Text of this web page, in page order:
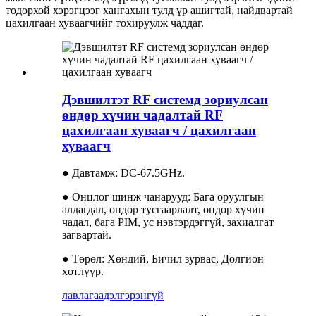
тодорхой хэрэгцээг хангахын тулд үр ашигтай, найдвартай
цахилгаан хуваагчийг тохируулж чаддаг.
Дэвшилтэт RF системд зориулсан
өндөр хүчин чадалтай RF
цахилгаан хуваагч / цахилгаан
хуваагч
● Давтамж: DC-67.5GHz.
● Онцлог шинж чанарууд: Бага оруулгын
алдагдал, өндөр тусгаарлалт, өндөр хүчин
чадал, бага PIM, ус нэвтэрдэггүй, захиалгат
загвартай.
● Төрөл: Хөндий, Бичил зурвас, Долгион
хөтлүүр.
лавлагаадэлгэрэнгүй